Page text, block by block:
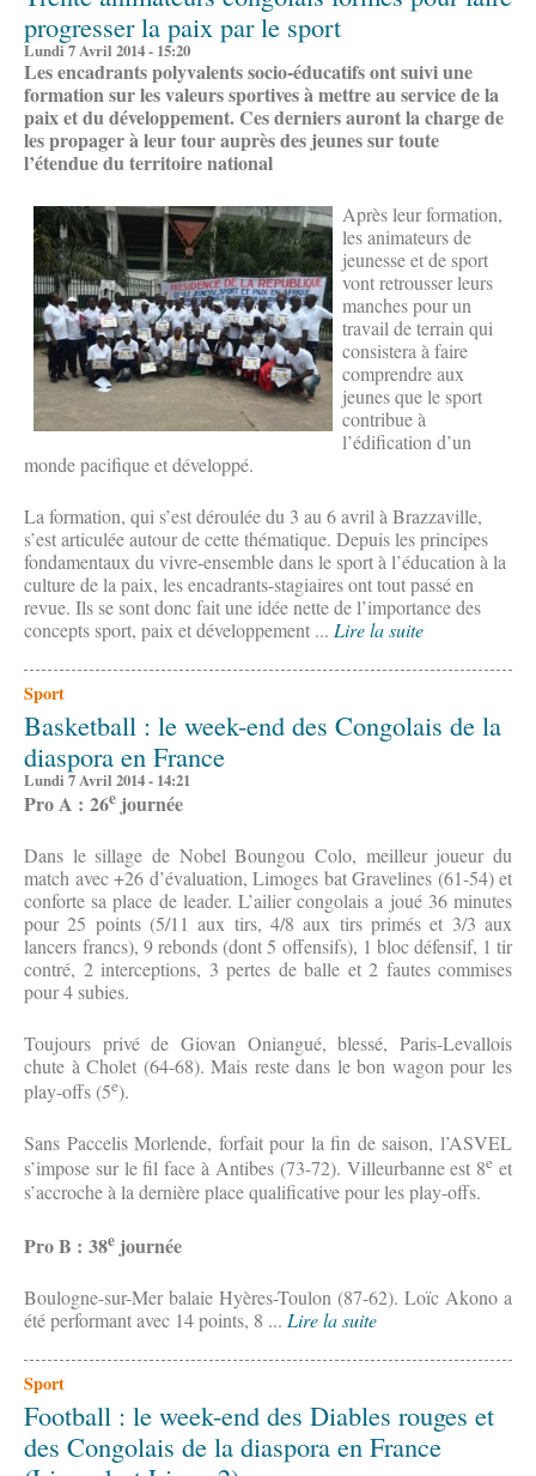
progresser la paix par le sport
Lundi 7 Avril 2014 - 15:20
Les encadrants polyvalents socio-éducatifs ont suivi une
formation sur les valeurs sportives à mettre au service de la
paix et du développement. Ces derniers auront la charge de
les propager à leur tour auprès des jeunes sur toute
l’étendue du territoire national
Après leur formation,
les animateurs de
jeunesse et de sport
vont retrousser leurs
manches pour un
travail de terrain qui
consistera à faire
comprendre aux
jeunes que le sport
contribue à
l’édification d’un
monde pacifique et développé.
La formation, qui s’est déroulée du 3 au 6 avril à Brazzaville,
s’est articulée autour de cette thématique. Depuis les principes
fondamentaux du vivre-ensemble dans le sport à l’éducation à la
culture de la paix, les encadrants-stagiaires ont tout passé en
revue. Ils se sont donc fait une idée nette de l’importance des
concepts sport, paix et développement ... Lire la suite
Sport
Basketball : le week-end des Congolais de la
diaspora en France
Lundi 7 Avril 2014 - 14:21
Pro A : 26e journée
Dans le sillage de Nobel Boungou Colo, meilleur joueur du
match avec +26 d’évaluation, Limoges bat Gravelines (61-54) et
conforte sa place de leader. L’ailier congolais a joué 36 minutes
pour 25 points (5/11 aux tirs, 4/8 aux tirs primés et 3/3 aux
lancers francs), 9 rebonds (dont 5 offensifs), 1 bloc défensif, 1 tir
contré, 2 interceptions, 3 pertes de balle et 2 fautes commises
pour 4 subies.
Toujours privé de Giovan Oniangué, blessé, Paris-Levallois
chute à Cholet (64-68). Mais reste dans le bon wagon pour les
play-offs (5e).
Sans Paccelis Morlende, forfait pour la fin de saison, l’ASVEL
s’impose sur le fil face à Antibes (73-72). Villeurbanne est 8e et
s’accroche à la dernière place qualificative pour les play-offs.
Pro B : 38e journée
Boulogne-sur-Mer balaie Hyères-Toulon (87-62). Loïc Akono a
été performant avec 14 points, 8 ... Lire la suite
Sport
Football : le week-end des Diables rouges et
des Congolais de la diaspora en France